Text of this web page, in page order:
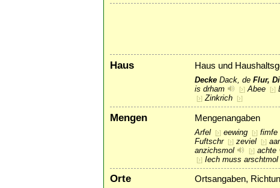
Haus Haus und
Decke Dack, de Flur,
is drham
[›] Abee [›]
[›] Zinkrich [›]
Mengen Mengenangaben
Arfel [›] eewing [›] fimfe
Fuftschr [›] zeviel [›]
anzichsmol [›] achte
[›] Iech muss arschtmol
Orte Ortsangaben,